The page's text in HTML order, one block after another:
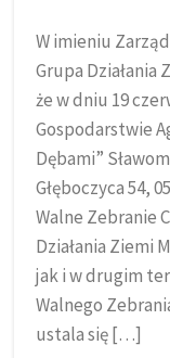
W imieniu
Grupa Działania
że w dniu 19
Gospodarstwie
Dębami”
Głęboczyca 54,
Walne Zebranie
Działania Ziemi
jak i w drugim
Walnego
ustala się […]